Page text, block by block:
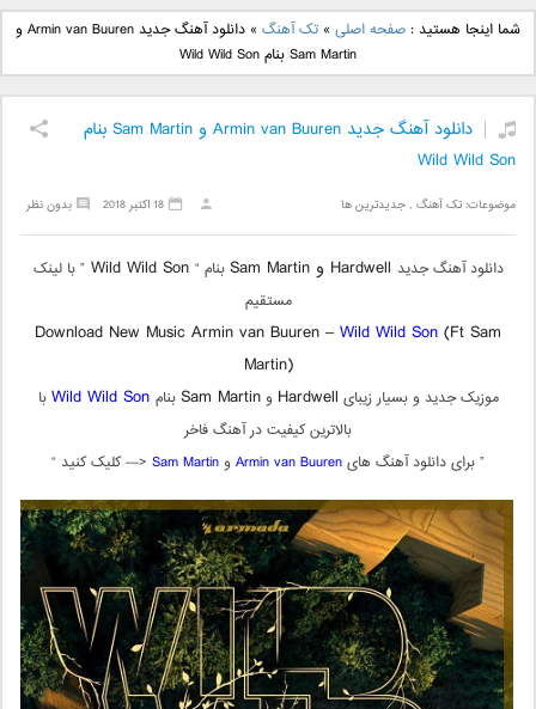
دانلود آهنگ جدید بهنام
بانی بنام قرص قمر 2
دانلود آهنگ جدید علی
یاسینی بنام دورترین نزدیک
شما اینجا هستید :صفحه اصلی »تک آهنگ »
دانلود آهنگ جدید Armin van Buuren و
Sam Martin بنام Wild Wild Son
دانلود آهنگ جدید Armin van Buuren و Sam Martin بنام
Wild Wild Son
موضوعات:تک آهنگ ,جدیدترین ها بدون نظر 18 اکتبر 2018
دانلود آهنگ جدید بنام “ Wild Wild Son
” با لینک
مستقیم
Download New Music Armin van Buuren –Wild Wild Son (Ft Sam
Martin)
موزیک جدید و بسیار زیبای Hardwell وSam Martinبنام Wild Wild Sonبا
بالاترین کیفیت در آهنگ فاخر
” برای دانلود آهنگ هایArmin van Buuren وSam Martin <— کلیک کنید “